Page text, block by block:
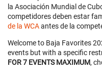
la Asociación Mundial de
competidores deben estar
de la WCAantes de la
Welcome to Baja Favorites
events but with a specific
FOR 7 EVENTS MAXIMUM,